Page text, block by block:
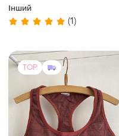
Інший
(1)
TOP